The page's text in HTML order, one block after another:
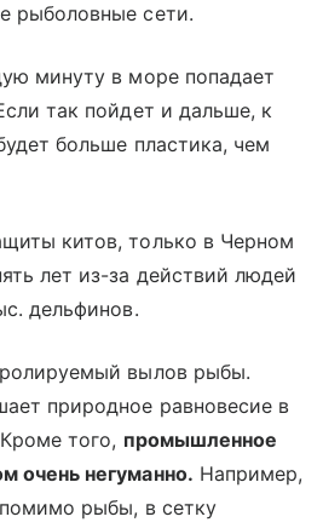
рыболовные сети.
минуту в море попадает
так пойдет и дальше, к
больше пластика, чем
китов, только в Черном
лет из-за действий людей
дельфинов.
вылов рыбы.
природное равновесие в
того, промышленное
очень негуманно. Например,
рыбы, в сетку